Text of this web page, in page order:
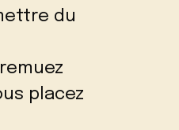
du
placez